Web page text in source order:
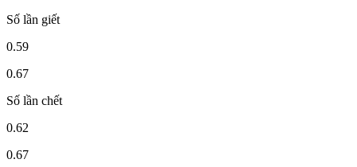
Số lần giết
0.59
0.67
Số lần chết
0.62
0.67